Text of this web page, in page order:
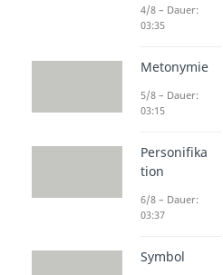
Rhetorische
Aug‘, mein
Goldne
Weg, du
Hier auch
In dem Gedicht „
rhetorischen
4/8 – Dauer:
03:35
Metonymie
5/8 – Dauer:
03:15
Personifika
tion
6/8 – Dauer:
03:37
Symbol